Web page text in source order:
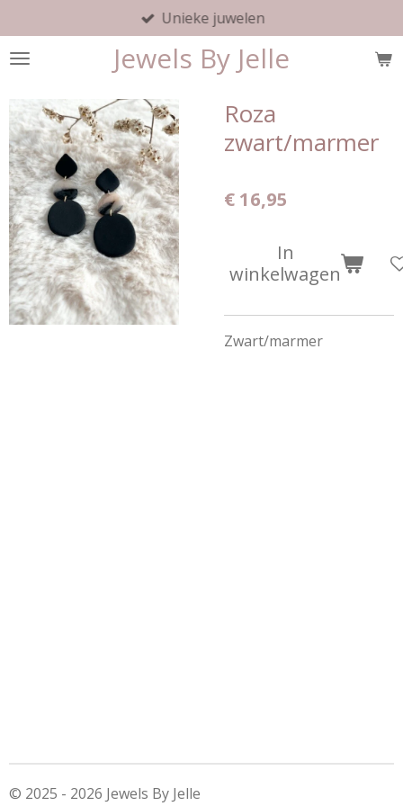
direct
naar
hoofdinhoud
Jewels By Jelle
Unieke juwelen
Roza
zwart/marmer
€ 16,95
In
winkelwagen
Zwart/marmer
© 2025 - 2026 Jewels By Jelle